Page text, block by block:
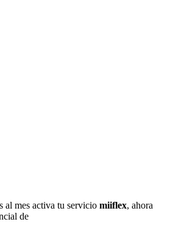
al mes activa tu servicio miiflex, ahora
de